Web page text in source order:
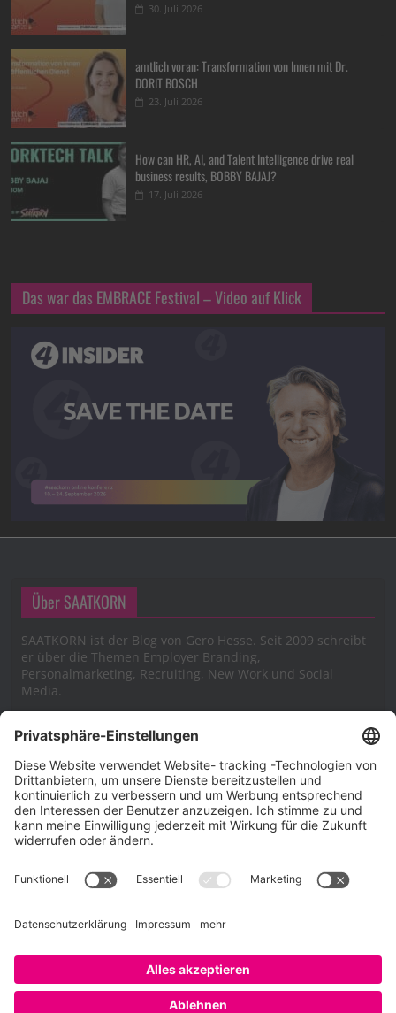
30. Juli 2026
amtlich voran: Transformation von Innen mit Dr.
DORIT BOSCH
23. Juli 2026
How can HR, AI, and Talent Intelligence drive real
business results, BOBBY BAJAJ?
17. Juli 2026
Das war das EMBRACE Festival – Video auf Klick
Über SAATKORN
SAATKORN ist der Blog von Gero Hesse. Seit 2009 schreibt
er über die Themen Employer Branding,
Personalmarketing, Recruiting, New Work und Social
Media.
Impressum
Impressum
Cookie-Richtlinie (EU)